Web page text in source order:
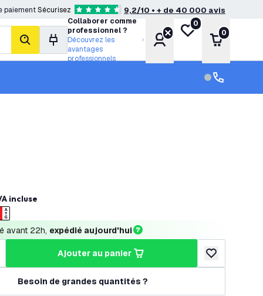
paiementSécurisez 4.6 étoiles de notation9,2/10 • + de 40 000 avis
rechercher
Collaborer comme
professionnel ?
Découvrez les
avantages
professionnels
Compte
Ma liste de
0
Panier
0
Service
Service client
incluse
avant 22h, expédié aujourd'hui
la quantité
ajouter au panier
ajouter à la
Besoin de grandes quantités ?